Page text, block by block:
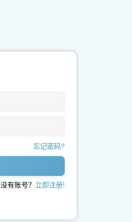
忘记密码?
没有账号？ 立即注册!